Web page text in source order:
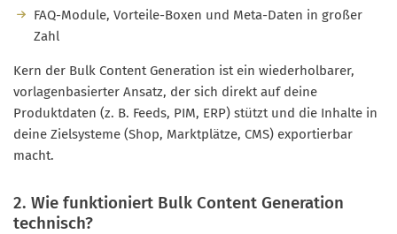
FAQ-Module, Vorteile-Boxen und Meta-Daten in großer
Zahl
Kern der Bulk Content Generation ist ein wiederholbarer,
vorlagenbasierter Ansatz, der sich direkt auf deine
Produktdaten (z. B. Feeds, PIM, ERP) stützt und die Inhalte in
deine Zielsysteme (Shop, Marktplätze, CMS) exportierbar
macht.
2. Wie funktioniert Bulk Content Generation
technisch?